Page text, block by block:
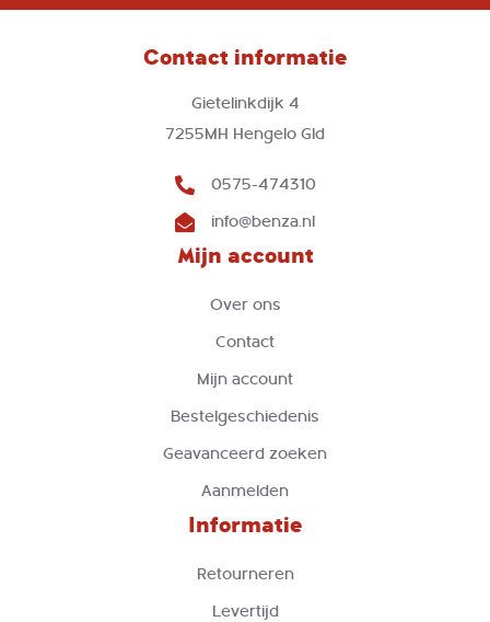
onze
Contact informatie
Gietelinkdijk 4
7255MH Hengelo Gld
0575-474310
info@benza.nl
Mijn account
Over ons
Contact
Mijn account
Bestelgeschiedenis
Geavanceerd zoeken
Aanmelden
Informatie
Retourneren
Levertijd